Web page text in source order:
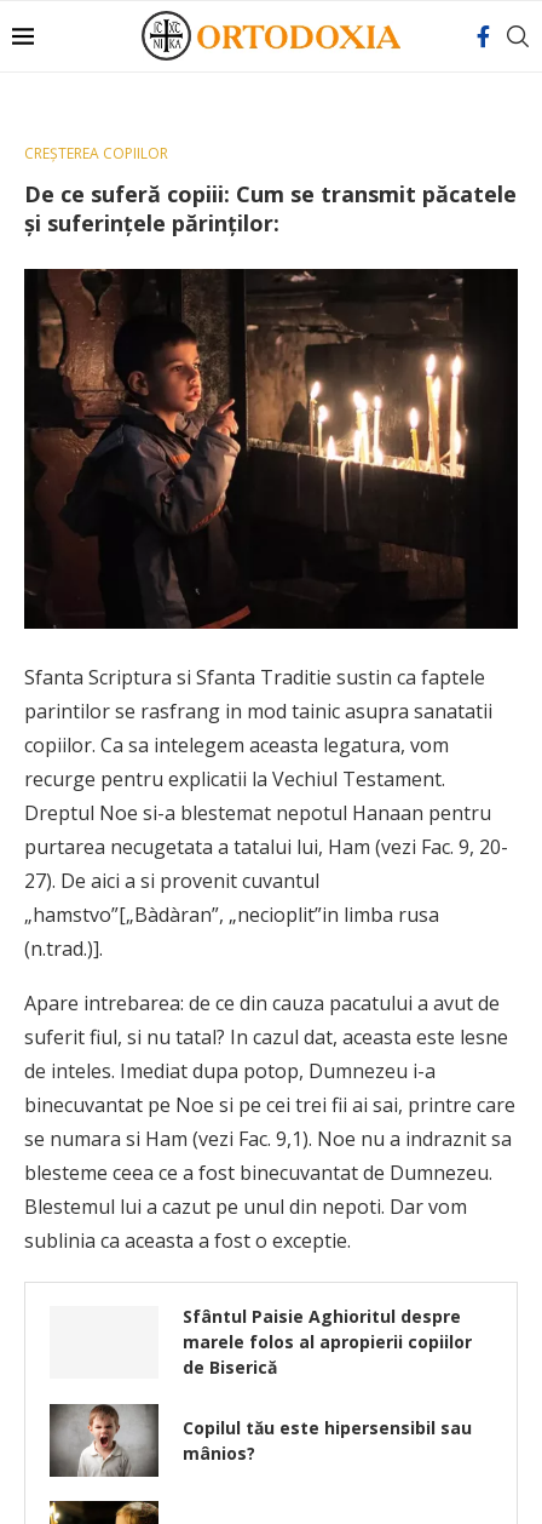
CREȘTEREA COPIILOR
De ce suferă copiii: Cum se transmit păcatele
și suferințele părinților:
Sfanta Scriptura si Sfanta Traditie sustin ca faptele
parintilor se rasfrang in mod tainic asupra sanatatii
copiilor. Ca sa intelegem aceasta legatura, vom
recurge pentru explicatii la Vechiul Testament.
Dreptul Noe si-a blestemat nepotul Hanaan pentru
purtarea necugetata a tatalui lui, Ham (vezi Fac. 9, 20-
27). De aici a si provenit cuvantul
„hamstvo”[„Bàdàran”, „necioplit”in limba rusa
(n.trad.)].
Apare intrebarea: de ce din cauza pacatului a avut de
suferit fiul, si nu tatal? In cazul dat, aceasta este lesne
de inteles. Imediat dupa potop, Dumnezeu i-a
binecuvantat pe Noe si pe cei trei fii ai sai, printre care
se numara si Ham (vezi Fac. 9,1). Noe nu a indraznit sa
blesteme ceea ce a fost binecu­vantat de Dumnezeu.
Blestemul lui a cazut pe unul din nepoti. Dar vom
sublinia ca aceasta a fost o exceptie.
Sfântul Paisie Aghioritul despre
marele folos al apropierii copiilor
de Biserică
Copilul tău este hipersensibil sau
mânios?